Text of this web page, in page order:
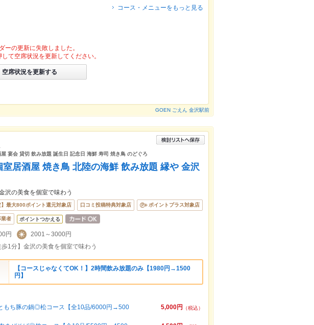
コース・メニューをもっと見る
ーの更新に失敗しました。
て空席状況を更新してください。
空席状況を更新する
GOEN ごえん 金沢駅前
宴会 貸切 飲み放題 誕生日 記念日 海鮮 寿司 焼き鳥 のどぐろ
室居酒屋 焼き鳥 北陸の海鮮 飲み放題 縁や 金沢
沢の美食を個室で味わう
】最大800ポイント還元対象店 口コミ投稿特典対象店 ポイントプラス対象店
業者 ポイントつかえる
円
2001～3000円
歩1分】金沢の美食を個室で味わう
【コースじゃなくてOK！】2時間飲み放題のみ【1980円→1500
円】
5,000円
（税込）
もち豚の鍋◎松コース【全10品/6000円→500